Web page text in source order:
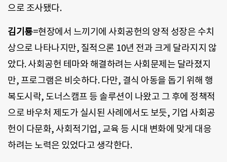
으로 조사됐다.
김기룡=현장에서 느끼기에 사회공헌의 양적 성장은 수치
상으로 나타나지만, 질적으론 10년 전과 크게 달라지지 않
았다. 사회공헌 테마와 해결하려는 사회문제는 달라졌지
만, 프로그램은 비슷하다. 다만, 결식 아동을 돕기 위해 행
복도시락, 도너스캠프 등 솔루션이 나왔고 그 후에 정책적
으로 바우처 제도가 실시된 사례에서도 보듯, 기업 사회공
헌이 다문화, 사회적기업, 교육 등 시대 변화에 맞게 대응
하려는 노력은 있었다고 생각한다.